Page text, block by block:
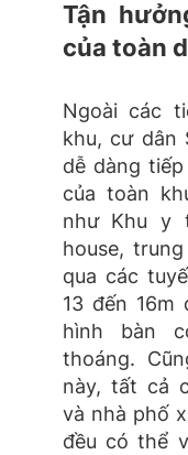
Tận
của toàn
Ngoài các
khu, cư dân
dễ dàng
của toàn
như Khu y
house,
qua các
13 đến 16m
hình bàn
thoáng.
này, tất cả
và nhà phố
đều có thể